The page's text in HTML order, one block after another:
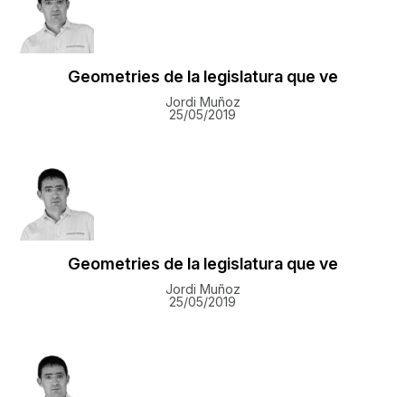
Geometries de la legislatura que ve
Jordi Muñoz
25/05/2019
Geometries de la legislatura que ve
Jordi Muñoz
25/05/2019